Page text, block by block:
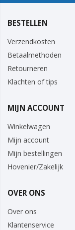
BESTELLEN
Verzendkosten
Betaalmethoden
Retourneren
Klachten of tips
MIJN ACCOUNT
Winkelwagen
Mijn account
Mijn bestellingen
Hovenier/Zakelijk
OVER ONS
Over ons
Klantenservice